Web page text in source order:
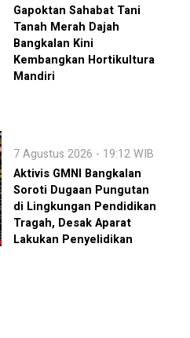
Gapoktan Sahabat Tani
Tanah Merah Dajah
Bangkalan Kini
Kembangkan Hortikultura
Mandiri
7 Agustus 2026 - 19:12 WIB
Aktivis GMNI Bangkalan
Soroti Dugaan Pungutan
di Lingkungan Pendidikan
Tragah, Desak Aparat
Lakukan Penyelidikan